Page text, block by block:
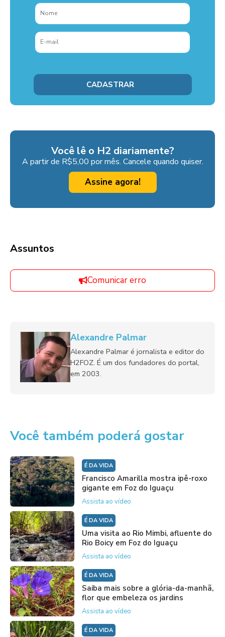
Você lê o H2 diariamente?
A partir de R$5,00 por mês. Cancele quando quiser.
Assine agora!
Assuntos
Comunicar erro
Alexandre Palmar
Alexandre Palmar é jornalista e editor do
H2FOZ. É um dos fundadores do portal,
em 2003.
Você também poderá gostar
É DA VIDA
Francisco Amarilla mostra ipê-roxo
gigante em Foz do Iguaçu
Assista ao vídeo
É DA VIDA
Uma visita ao Rio Mimbi, afluente do
Rio Boicy em Foz do Iguaçu
Assista ao vídeo
É DA VIDA
Saiba mais sobre a glória-da-manhã,
flor que embeleza os jardins
Assista ao vídeo
É DA VIDA